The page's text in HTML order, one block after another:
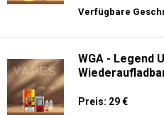
Verfügbare
WGA - Legend
Preis: 29 €